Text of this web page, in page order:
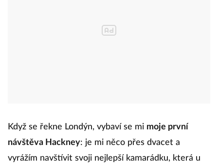
Když se řekne Londýn, vybaví se mi moje první
návštěva Hackney: je mi něco přes dvacet a
vyrážím navštívit svoji nejlepší kamarádku, která u